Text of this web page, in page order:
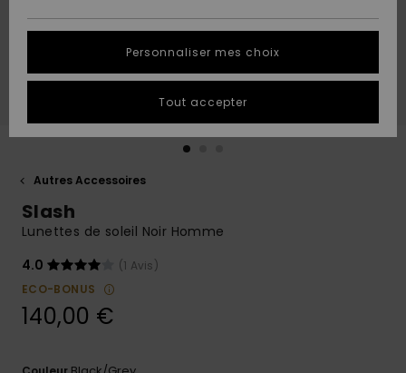
A
Découvrir
A
Découvrir
tailles
conversation
obtenir la
à votre
Démarrer
QUIKSILVER
Autres Accessoires
Slash
Lunettes de soleil Noir Homme
4.0
(1 Avis)
ECO-BONUS
140,00 €
Personnaliser mes choix
Tout accepter